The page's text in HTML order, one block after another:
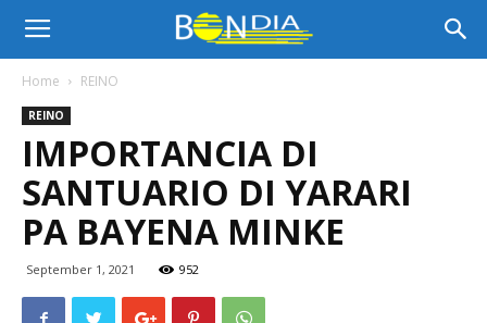
Bon
Dia
Aruba
Home REINO
REINO
IMPORTANCIA DI
SANTUARIO DI YARARI
PA BAYENA MINKE
September 1, 2021 952